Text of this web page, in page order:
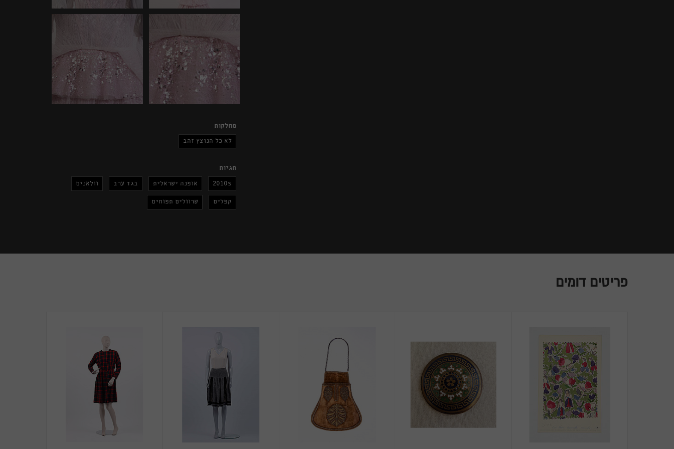
מחלקות
לא כל הנוצץ זהב
תגיות
2010s אופנה ישראלית בגד ערב וולאנים
קפלים שרוולים תפוחים
פריטים דומים